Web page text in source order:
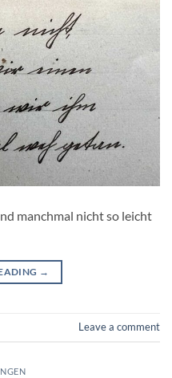
manchmal nicht so leicht
→
Leave a comment